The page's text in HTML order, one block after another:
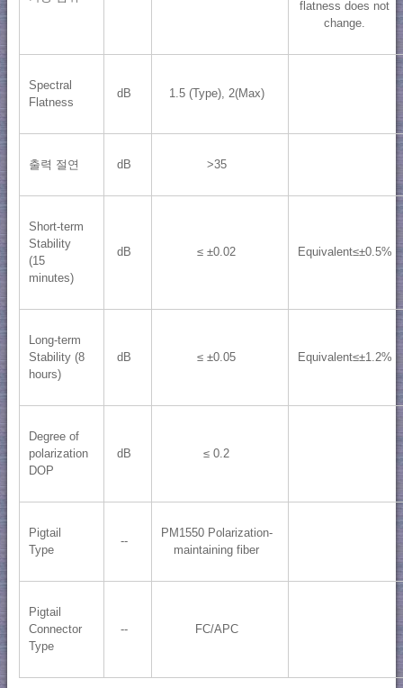
flatness does not
change.
Spectral
Flatness
dB 1.5 (Type), 2(Max)
출력 절연 dB >35
Short-term
Stability
(15
minutes)
dB ≤ ±0.02 Equivalent≤±0.5%
Long-term
Stability (8
hours)
dB ≤ ±0.05 Equivalent≤±1.2%
Degree of
polarization
DOP
dB ≤ 0.2
Pigtail
Type
--
PM1550 Polarization-
maintaining fiber
Pigtail
Connector
Type
-- FC/APC